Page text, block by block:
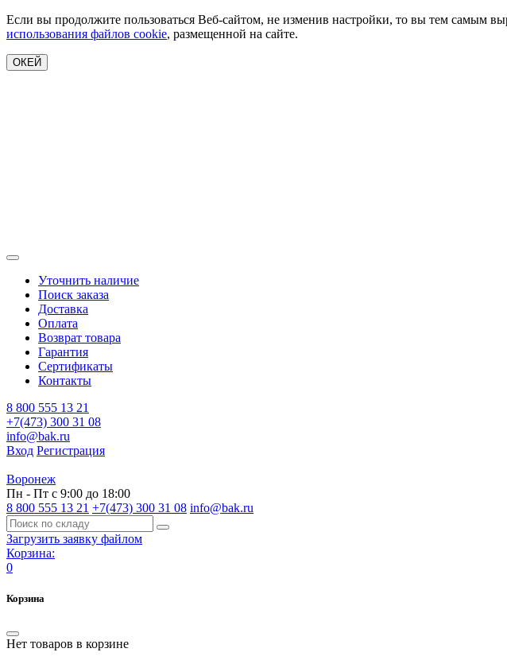
Если вы продолжите пользоваться Веб-сайтом, не изменив настройки, то вы тем самым
использования файлов cookie, размещенной на сайте.
ОКЕЙ
Уточнить наличие
Поиск заказа
Доставка
Оплата
Возврат товара
Гарантия
Сертификаты
Контакты
8 800 555 13 21
+7(473) 300 31 08
info@bak.ru
Вход Регистрация
Воронеж
Пн - Пт с 9:00 до 18:00
8 800 555 13 21 +7(473) 300 31 08 info@bak.ru
Загрузить заявку файлом
Корзина:
0
Корзина
Нет товаров в корзине